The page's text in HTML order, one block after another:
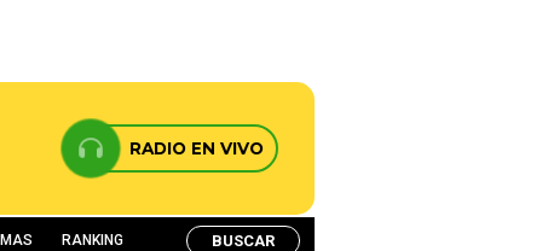
RADIO EN VIVO
RANKING BUSCAR